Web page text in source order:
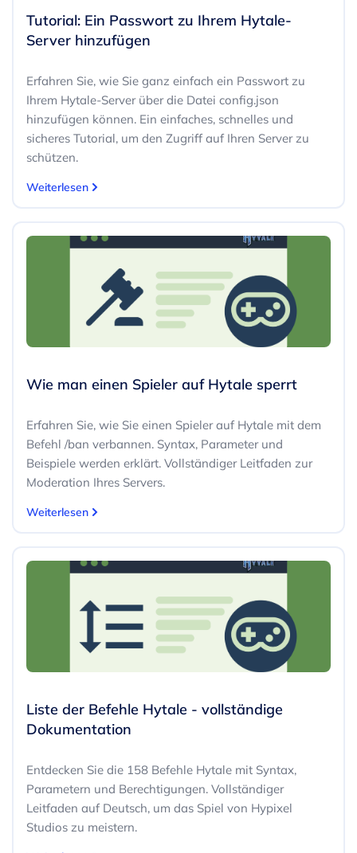
Tutorial: Ein Passwort zu Ihrem Hytale-
Server hinzufügen
Erfahren Sie, wie Sie ganz einfach ein Passwort zu
Ihrem Hytale-Server über die Datei config.json
hinzufügen können. Ein einfaches, schnelles und
sicheres Tutorial, um den Zugriff auf Ihren Server zu
schützen.
Weiterlesen
Wie man einen Spieler auf Hytale sperrt
Erfahren Sie, wie Sie einen Spieler auf Hytale mit dem
Befehl /ban verbannen. Syntax, Parameter und
Beispiele werden erklärt. Vollständiger Leitfaden zur
Moderation Ihres Servers.
Weiterlesen
Liste der Befehle Hytale - vollständige
Dokumentation
Entdecken Sie die 158 Befehle Hytale mit Syntax,
Parametern und Berechtigungen. Vollständiger
Leitfaden auf Deutsch, um das Spiel von Hypixel
Studios zu meistern.